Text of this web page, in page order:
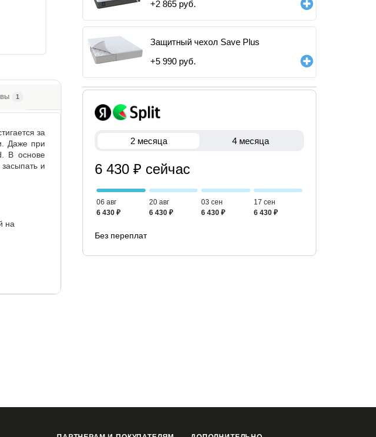
+2 865 руб.
Защитный чехол Save Plus
+5 990 руб.
2 месяца 4 месяца
6 430 ₽ сейчас
06 авг
6 430 ₽
20 авг
6 430 ₽
03 сен
6 430 ₽
17 сен
6 430 ₽
Без переплат
1
за
Даже при
В основе
и
на